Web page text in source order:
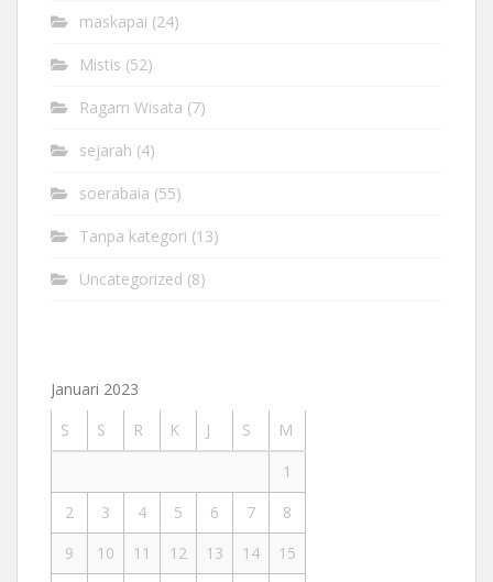
maskapai (24)
Mistis (52)
Ragam Wisata (7)
sejarah (4)
soerabaia (55)
Tanpa kategori (13)
Uncategorized (8)
Januari 2023
S
S R K J S
M
1
2
3 4 5 6 7
8
9
10 11 12 13 14
15